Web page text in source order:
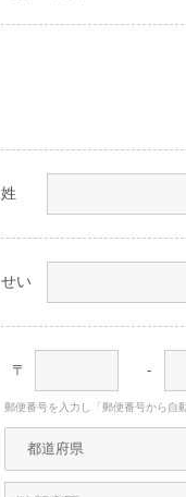
姓
せい
〒 -
郵便番号を入力し「郵便番号から自